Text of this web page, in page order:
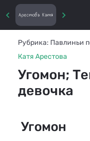
Арестова Катя
Рубрика: Павлиньи
Катя Арестова
Угомон;
девочка
Угомон